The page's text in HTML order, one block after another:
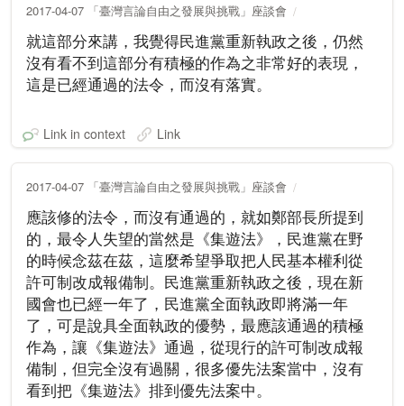
2017-04-07 「臺灣言論自由之發展與挑戰」座談會
就這部分來講，我覺得民進黨重新執政之後，仍然
沒有看不到這部分有積極的作為之非常好的表現，
這是已經通過的法令，而沒有落實。
Link in context Link
2017-04-07 「臺灣言論自由之發展與挑戰」座談會
應該修的法令，而沒有通過的，就如鄭部長所提到
的，最令人失望的當然是《集遊法》，民進黨在野
的時候念茲在茲，這麼希望爭取把人民基本權利從
許可制改成報備制。民進黨重新執政之後，現在新
國會也已經一年了，民進黨全面執政即將滿一年
了，可是說具全面執政的優勢，最應該通過的積極
作為，讓《集遊法》通過，從現行的許可制改成報
備制，但完全沒有過關，很多優先法案當中，沒有
看到把《集遊法》排到優先法案中。